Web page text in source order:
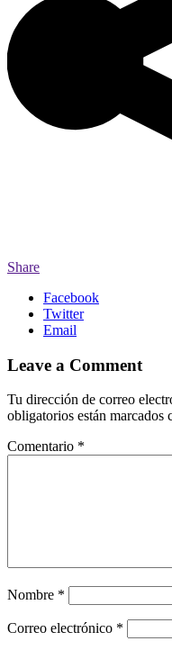
Share
Facebook
Twitter
Email
Leave a Comment
Tu dirección de correo
obligatorios están marcados
Comentario *
Nombre *
Correo electrónico *